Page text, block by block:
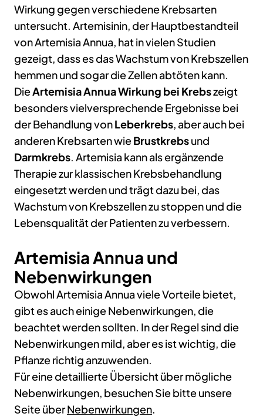
Wirkung gegen verschiedene Krebsarten
untersucht. Artemisinin, der Hauptbestandteil
von Artemisia Annua, hat in vielen Studien
gezeigt, dass es das Wachstum von Krebszellen
hemmen und sogar die Zellen abtöten kann.
DieArtemisia Annua Wirkung bei Krebszeigt
besonders vielversprechende Ergebnisse bei
der Behandlung vonLeberkrebs, aber auch bei
anderen Krebsarten wieBrustkrebsund
Darmkrebs. Artemisia kann als ergänzende
Therapie zur klassischen Krebsbehandlung
eingesetzt werden und trägt dazu bei, das
Wachstum von Krebszellen zu stoppen und die
Lebensqualität der Patienten zu verbessern.
Artemisia Annua und
Nebenwirkungen
Obwohl Artemisia Annua viele Vorteile bietet,
gibt es auch einige Nebenwirkungen, die
beachtet werden sollten. In der Regel sind die
Nebenwirkungen mild, aber es ist wichtig, die
Pflanze richtig anzuwenden.
Für eine detaillierte Übersicht über mögliche
Nebenwirkungen, besuchen Sie bitte unsere
Seite überNebenwirkungen.